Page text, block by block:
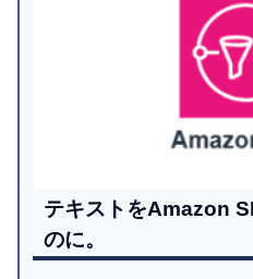
テキストをAmazon
のに。